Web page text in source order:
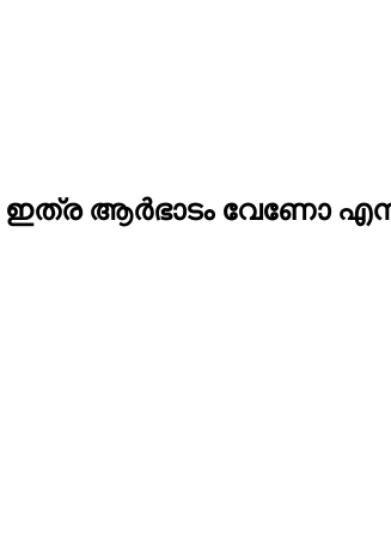
ഇത്ര ആർഭാടം വേണോ